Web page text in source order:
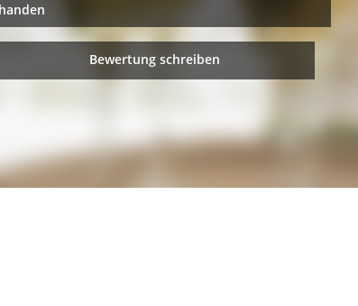
Bewertung schreiben